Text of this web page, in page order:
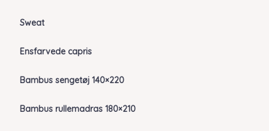
Sweat
Ensfarvede capris
Bambus sengetøj 140×220
Bambus rullemadras 180×210